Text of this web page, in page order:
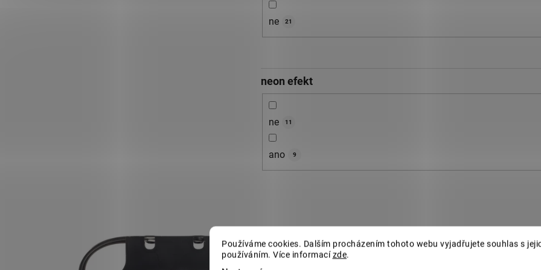
Používáme cookies. Dalším procházením tohoto webu vyjadřujete souhlas s
používáním. Více informacízde.
ne 21
neon efekt
ne 11
ano 9